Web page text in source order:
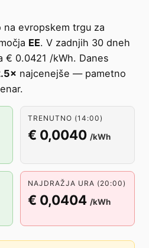
na evropskem trgu za
EE. V zadnjih 30 dneh
€ 0.0421 /kWh. Danes
najcenejše — pametno
TRENUTNO (14:00)
€ 0,0040 /kWh
NAJDRAŽJA URA (20:00)
€ 0,0404 /kWh